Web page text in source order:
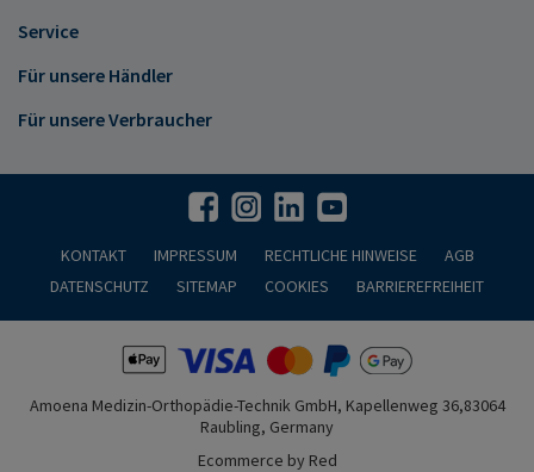
Service
Für unsere Händler
Für unsere Verbraucher
KONTAKT IMPRESSUM RECHTLICHE HINWEISE
AGB
DATENSCHUTZ
SITEMAP COOKIES BARRIEREFREIHEIT
Amoena Medizin-Orthopädie-Technik GmbH, Kapellenweg 36,83064
Raubling, Germany
Ecommerce by Red